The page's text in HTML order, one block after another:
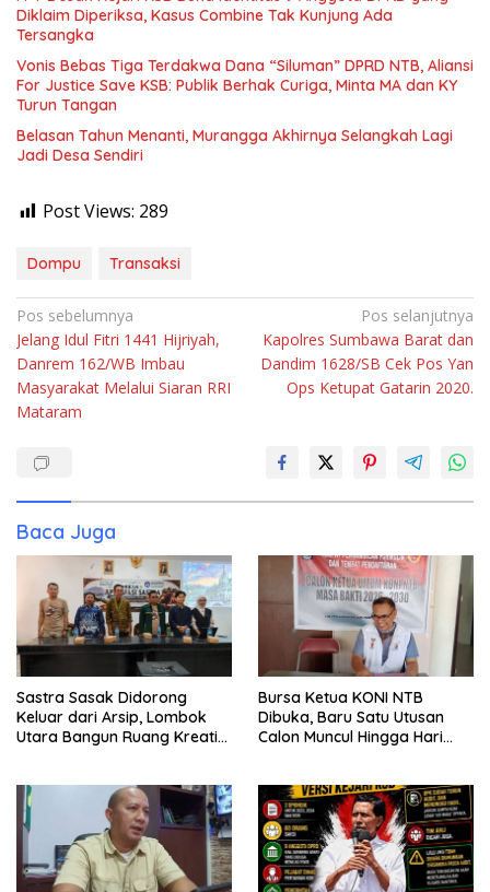
Diklaim Diperiksa, Kasus Combine Tak Kunjung Ada
Tersangka
Vonis Bebas Tiga Terdakwa Dana “Siluman” DPRD NTB, Aliansi
For Justice Save KSB: Publik Berhak Curiga, Minta MA dan KY
Turun Tangan
Belasan Tahun Menanti, Murangga Akhirnya Selangkah Lagi
Jadi Desa Sendiri
Post Views: 289
Dompu Transaksi
Navigasi
pos
Pos sebelumnya
Jelang Idul Fitri 1441 Hijriyah,
Danrem 162/WB Imbau
Masyarakat Melalui Siaran RRI
Mataram
Pos selanjutnya
Kapolres Sumbawa Barat dan
Dandim 1628/SB Cek Pos Yan
Ops Ketupat Gatarin 2020.
Baca Juga
Sastra Sasak Didorong
Keluar dari Arsip, Lombok
Utara Bangun Ruang Kreatif
Bursa Ketua KONI NTB
Dibuka, Baru Satu Utusan
Calon Muncul Hingga Hari